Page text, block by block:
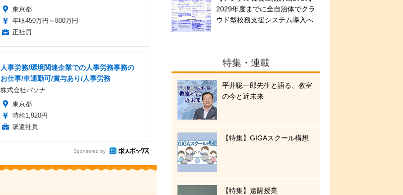
東京都
年収450万円～800万円
正社員
人事労務/環境関連企業での人事労務事務の
お仕事/車通勤可/賞与あり/人事労務
株式会社パソナ
東京都
時給1,920円
派遣社員
Sponsored by
2029年度までに全自治体でクラ
ウド型校務支援システム導入へ
特集・連載
平井聡一郎先生と語る、教室
の今と近未来
【特集】GIGAスクール構想
【特集】遠隔授業